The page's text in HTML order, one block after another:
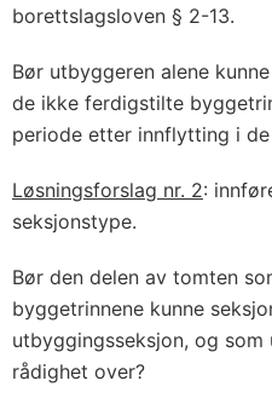
borettslagsloven § 2-13.
Bør utbyggeren alene
de ikke ferdigstilte
periode etter innflytting i
Løsningsforslag nr. 2:
seksjonstype.
Bør den delen av tomten
byggetrinnene kunne
utbyggingsseksjon, og som
rådighet over?